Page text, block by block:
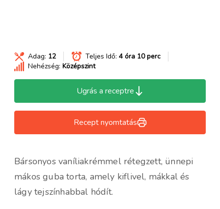
Adag: 12 Teljes Idő: 4 óra 10 perc
Nehézség: Középszint
Ugrás a receptre
Recept nyomtatás
Bársonyos vaníliakrémmel rétegzett, ünnepi
mákos guba torta, amely kiflivel, mákkal és
lágy tejszínhabbal hódít.